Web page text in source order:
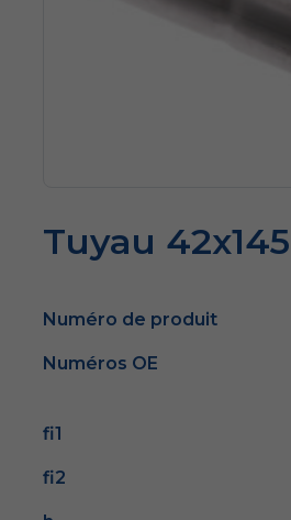
Tuyau
Numéro de produit
Numéros OE
fi1
fi2